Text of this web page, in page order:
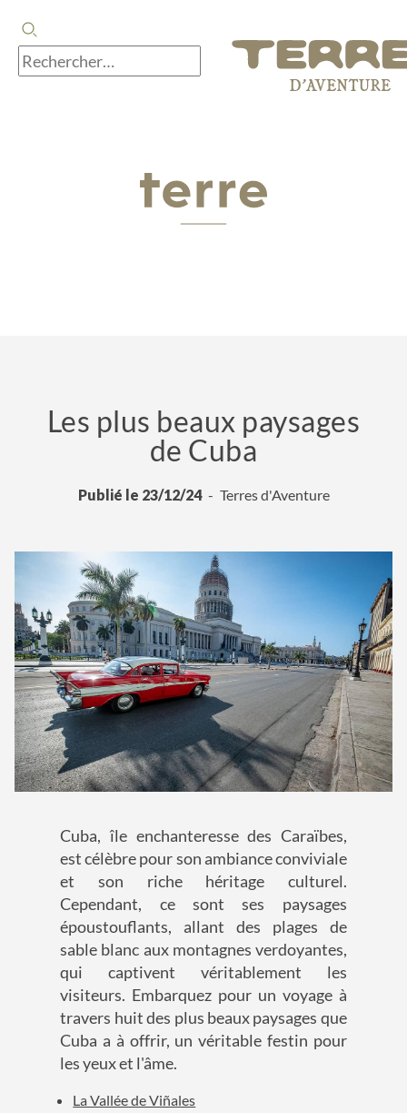
Les plus beaux paysages
de Cuba
Publié le 23/12/24 Terres d'Aventure
Cuba, île enchanteresse des Caraïbes,
est célèbre pour son ambiance conviviale
et son riche héritage culturel.
Cependant, ce sont ses paysages
époustouflants, allant des plages de
sable blanc aux montagnes verdoyantes,
qui captivent véritablement les
visiteurs. Embarquez pour un voyage à
travers huit des plus beaux paysages que
Cuba a à offrir, un véritable festin pour
les yeux et l'âme.
La Vallée de Viñales